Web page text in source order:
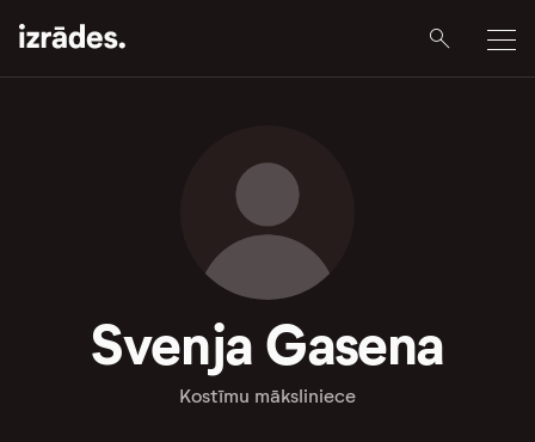
Svenja Gasena
Kostīmu māksliniece